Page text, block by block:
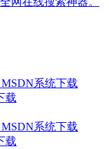
系统下载
载
系统下载
载